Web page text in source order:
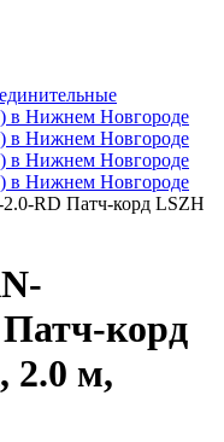
в Нижнем Новгороде
в Нижнем Новгороде
в Нижнем Новгороде
в Нижнем Новгороде
RD Патч-корд LSZH
корд
2.0 м,